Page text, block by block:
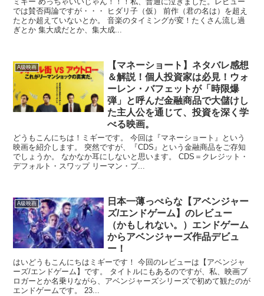
では賛否両論ですが・・・ ヒダリ子（仮） 前作（君の名は）を超え
たとか超えていないとか。 音楽のタイミングが変！たくさん流し過
ぎとか 集大成だとか、集大成...
A級映画
【マネーショート】ネタバレ感想
＆解説！個人投資家は必見！ウォ
ーレン・バフェットが「時限爆
弾」と呼んだ金融商品で大儲けし
た主人公を通じて、投資を深く学
べる映画。
どうもこんにちは！ミギーです。 今回は『マネーショート』という
映画を紹介します。 突然ですが、『CDS』という金融商品をご存知
でしょうか。 なかなか耳にしないと思います。 CDS＝クレジット・
デフォルト・スワップ リーマン・ブ...
A級映画
日本一薄っぺらな【アベンジャー
ズ/エンドゲーム】のレビュー
（かもしれない。）エンドゲーム
からアベンジャーズ作品デビュ
ー！
はいどうもこんにちはミギーです！ 今回のレビューは【アベンジャ
ーズ/エンドゲーム】です。 タイトルにもあるのですが、私、映画ブ
ロガーとか名乗りながら、アベンジャーズシリーズで初めて観たのが
エンドゲームです。 23...